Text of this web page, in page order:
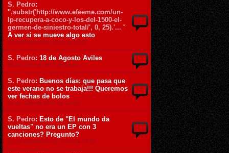
S. Pedro:
''.substr('http://www.efeeme.com/un-
lp-recupera-a-coco-y-los-del-1500-el-
germen-de-siniestro-total/', 0, 25).'... '
A ver si se mueve algo esto
27 de Febrero de 2018 ás 19:07
S. Pedro: 18 de Agosto Aviles
25 de Julio de 2017 ás 16:57
S. Pedro: Buenos días: que pasa que
este verano no se trabaja!!! Queremos
ver fechas de bolos
24 de Julio de 2017 ás 07:00
S. Pedro: Esto de "El mundo da
vueltas" no era un EP con 3
canciones? Pregunto?
21 de Septiembre de 2016 ás 13:00